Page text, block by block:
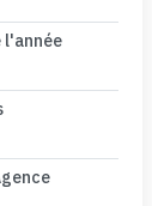
l'année